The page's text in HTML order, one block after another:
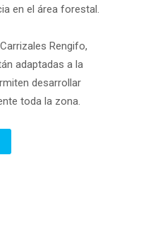
en el área forestal.
Rengifo,
adaptadas a la
desarrollar
toda la zona.